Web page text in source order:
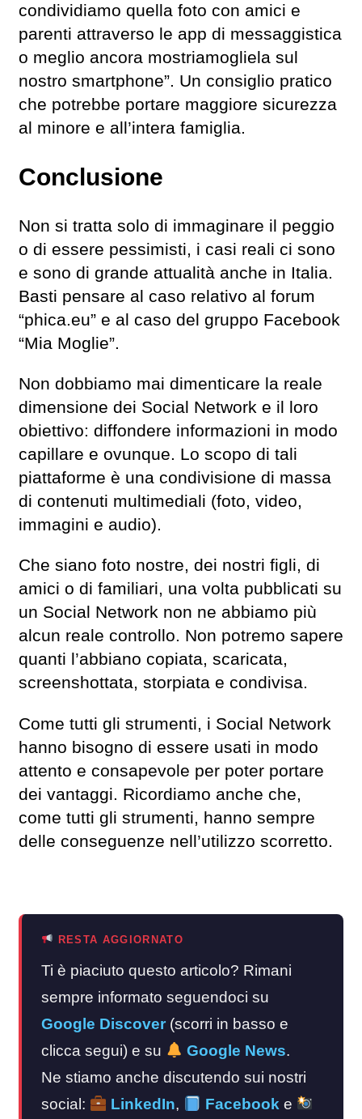
condividiamo quella foto con amici e
parenti attraverso le app di messaggistica
o meglio ancora mostriamogliela sul
nostro smartphone”. Un consiglio pratico
che potrebbe portare maggiore sicurezza
al minore e all’intera famiglia.
Conclusione
Non si tratta solo di immaginare il peggio
o di essere pessimisti, i casi reali ci sono
e sono di grande attualità anche in Italia.
Basti pensare al caso relativo al forum
“phica.eu” e al caso del gruppo Facebook
“Mia Moglie”.
Non dobbiamo mai dimenticare la reale
dimensione dei Social Network e il loro
obiettivo: diffondere informazioni in modo
capillare e ovunque. Lo scopo di tali
piattaforme è una condivisione di massa
di contenuti multimediali (foto, video,
immagini e audio).
Che siano foto nostre, dei nostri figli, di
amici o di familiari, una volta pubblicati su
un Social Network non ne abbiamo più
alcun reale controllo. Non potremo sapere
quanti l’abbiano copiata, scaricata,
screenshottata, storpiata e condivisa.
Come tutti gli strumenti, i Social Network
hanno bisogno di essere usati in modo
attento e consapevole per poter portare
dei vantaggi. Ricordiamo anche che,
come tutti gli strumenti, hanno sempre
delle conseguenze nell’utilizzo scorretto.
RESTA AGGIORNATO
Ti è piaciuto questo articolo? Rimani
sempre informato seguendoci su
Google Discover (scorri in basso e
clicca segui) e su
Google News.
Ne stiamo anche discutendo sui nostri
social:
LinkedIn, Facebook e